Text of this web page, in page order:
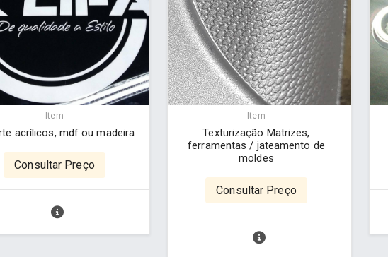
Item
acrílicos, mdf ou madeira
Consultar Preço
Item
Texturização Matrizes,
ferramentas / jateamento de
moldes
Consultar Preço